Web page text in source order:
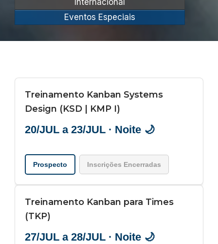
Internacional
Eventos Especiais
Treinamento Kanban Systems
Design (KSD | KMP I)
20/JUL a 23/JUL · Noite 🌙
Prospecto Inscrições Encerradas
Treinamento Kanban para Times
(TKP)
27/JUL a 28/JUL · Noite 🌙